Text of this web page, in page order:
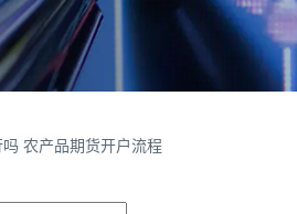
农产品期货开户流程